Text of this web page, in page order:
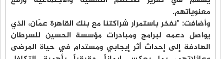
معنوياتهم.
وأضافت: "نفخر باستمرار شراكتنا مع بنك القاهرة عمّان، الذي
يواصل دعمه لبرامج ومبادرات مؤسسة الحسين للسرطان
الهادفة إلى إحداث أثر إيجابي ومستدام في حياة المرضى